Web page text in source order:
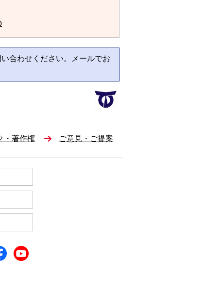
合わせください。メールでお
・著作権 ご意見・ご提案